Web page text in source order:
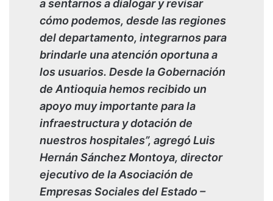
a sentarnos a dialogar y revisar
cómo podemos, desde las regiones
del departamento, integrarnos para
brindarle una atención oportuna a
los usuarios. Desde la Gobernación
de Antioquia hemos recibido un
apoyo muy importante para la
infraestructura y dotación de
nuestros hospitales”, agregó Luis
Hernán Sánchez Montoya, director
ejecutivo de la Asociación de
Empresas Sociales del Estado –